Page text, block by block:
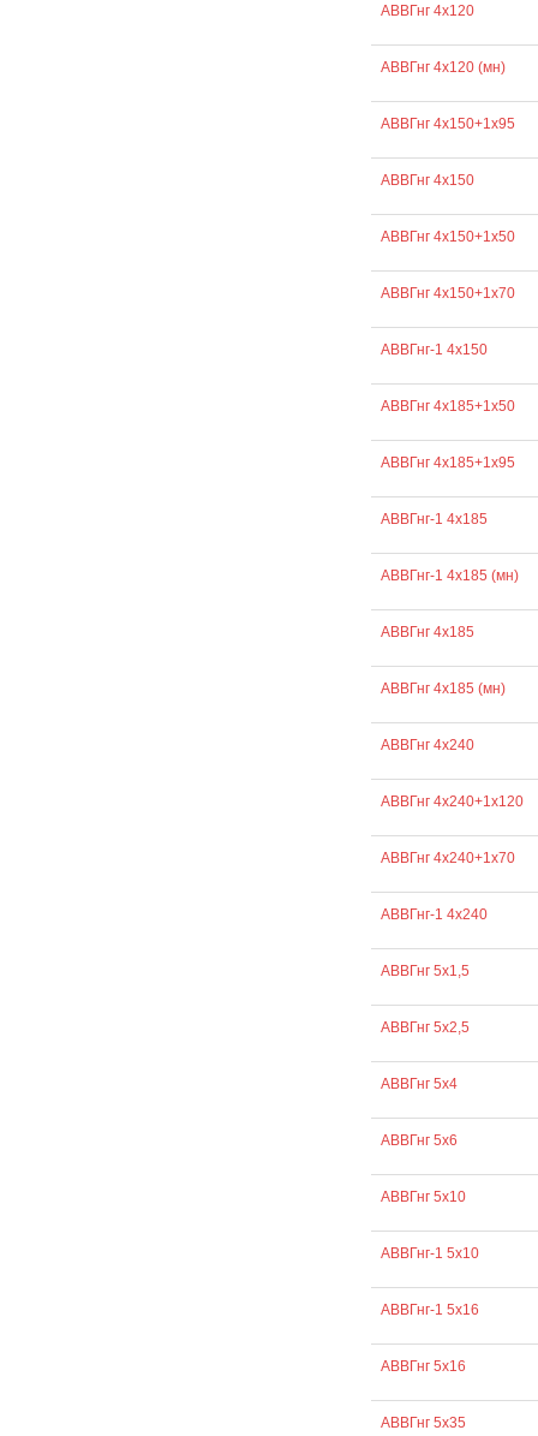
АВВГнг 4х120
АВВГнг 4х120 (мн)
АВВГнг 4х150+1х95
АВВГнг 4х150
АВВГнг 4х150+1х50
АВВГнг 4х150+1х70
АВВГнг-1 4х150
АВВГнг 4х185+1х50
АВВГнг 4х185+1х95
АВВГнг-1 4х185
АВВГнг-1 4х185 (мн)
АВВГнг 4х185
АВВГнг 4х185 (мн)
АВВГнг 4х240
АВВГнг 4х240+1х120
АВВГнг 4х240+1х70
АВВГнг-1 4х240
АВВГнг 5х1,5
АВВГнг 5х2,5
АВВГнг 5х4
АВВГнг 5х6
АВВГнг 5х10
АВВГнг-1 5х10
АВВГнг-1 5х16
АВВГнг 5х16
АВВГнг 5х35